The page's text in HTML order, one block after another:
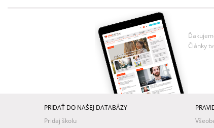
Články
PRIDAŤ DO NAŠEJ DATABÁZY
Pridaj školu